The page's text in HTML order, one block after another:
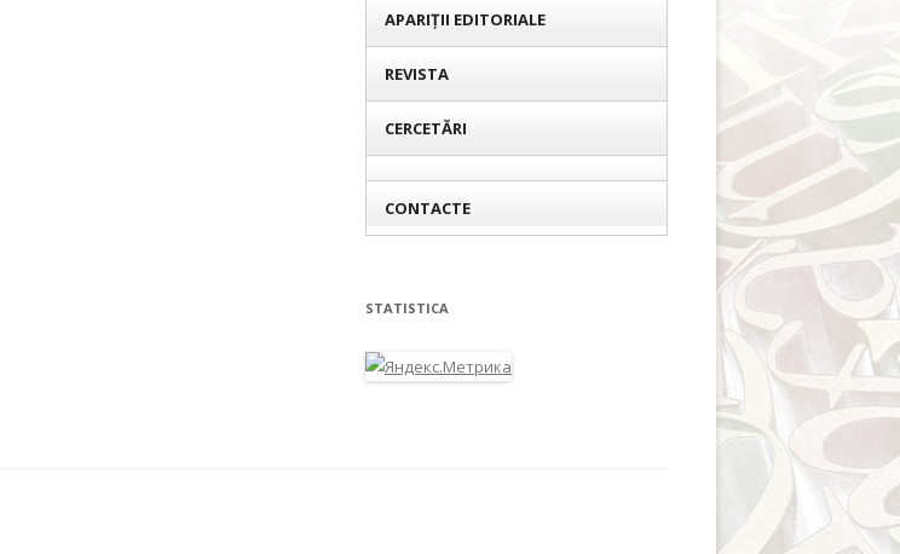
APARIȚII EDITORIALE
REVISTA
CERCETĂRI
CONTACTE
STATISTICA